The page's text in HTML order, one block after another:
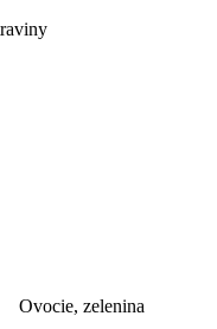
Ovocie, zelenina